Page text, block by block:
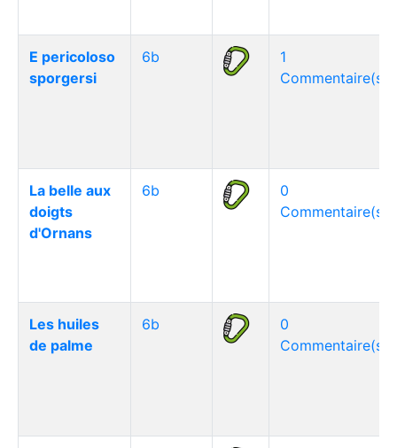
E pericoloso
sporgersi
6b
1
Commentaire(s)
La belle aux
doigts
d'Ornans
6b
0
Commentaire(s)
Les huiles
de palme
6b
0
Commentaire(s)